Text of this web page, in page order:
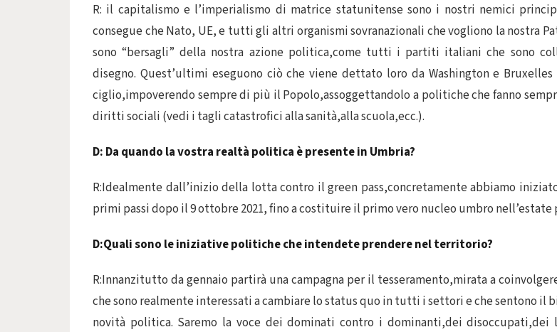
R: il capitalismo e l’imperialismo di matrice statunitense sono i nostri nemici
consegue che Nato, UE, e tutti gli altri organismi sovranazionali che vogliono la nostra
sono “bersagli” della nostra azione politica,come tutti i partiti italiani che sono
disegno. Quest’ultimi eseguono ciò che viene dettato loro da Washington e
ciglio,impoverendo sempre di più il Popolo,assoggettandolo a politiche che fanno
diritti sociali (vedi i tagli catastrofici alla sanità,alla scuola,ecc.).
D: Da quando la vostra realtà politica è presente in Umbria?
R:Idealmente dall’inizio della lotta contro il green pass,concretamente abbiamo
primi passi dopo il 9 ottobre 2021, fino a costituire il primo vero nucleo umbro nell’estate
D:Quali sono le iniziative politiche che intendete prendere nel territorio?
R:Innanzitutto da gennaio partirà una campagna per il tesseramento,mirata a
che sono realmente interessati a cambiare lo status quo in tutti i settori e che sentono il
novità politica. Saremo la voce dei dominati contro i dominanti,dei disoccupati,dei